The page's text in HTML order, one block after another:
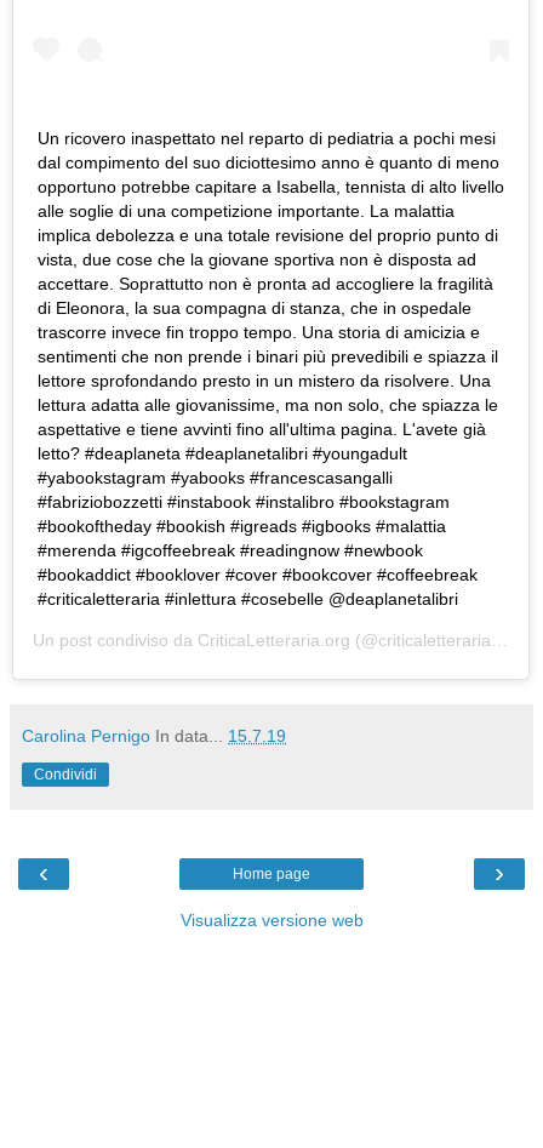
Un ricovero inaspettato nel reparto di pediatria a pochi mesi
dal compimento del suo diciottesimo anno è quanto di meno
opportuno potrebbe capitare a Isabella, tennista di alto livello
alle soglie di una competizione importante. La malattia
implica debolezza e una totale revisione del proprio punto di
vista, due cose che la giovane sportiva non è disposta ad
accettare. Soprattutto non è pronta ad accogliere la fragilità
di Eleonora, la sua compagna di stanza, che in ospedale
trascorre invece fin troppo tempo. Una storia di amicizia e
sentimenti che non prende i binari più prevedibili e spiazza il
lettore sprofondando presto in un mistero da risolvere. Una
lettura adatta alle giovanissime, ma non solo, che spiazza le
aspettative e tiene avvinti fino all'ultima pagina. L'avete già
letto? #deaplaneta #deaplanetalibri #youngadult
#yabookstagram #yabooks #francescasangalli
#fabriziobozzetti #instabook #instalibro #bookstagram
#bookoftheday #bookish #igreads #igbooks #malattia
#merenda #igcoffeebreak #readingnow #newbook
#bookaddict #booklover #cover #bookcover #coffeebreak
#criticaletteraria #inlettura #cosebelle @deaplanetalibri
Un post condiviso da CriticaLetteraria.org (@criticaletteraria) in data:
Carolina Pernigo In data... 15.7.19
Condividi
‹ ›
Home page
Visualizza versione web